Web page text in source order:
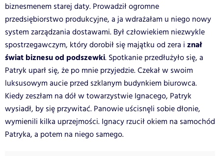
biznesmenem starej daty. Prowadził ogromne
przedsiębiorstwo produkcyjne, a ja wdrażałam u niego nowy
system zarządzania dostawami. Był człowiekiem niezwykle
spostrzegawczym, który dorobił się majątku od zera i znał
świat biznesu od podszewki. Spotkanie przedłużyło się, a
Patryk uparł się, że po mnie przyjedzie. Czekał w swoim
luksusowym aucie przed szklanym budynkiem biurowca.
Kiedy zeszłam na dół w towarzystwie Ignacego, Patryk
wysiadł, by się przywitać. Panowie uścisnęli sobie dłonie,
wymienili kilka uprzejmości. Ignacy rzucił okiem na samochód
Patryka, a potem na niego samego.